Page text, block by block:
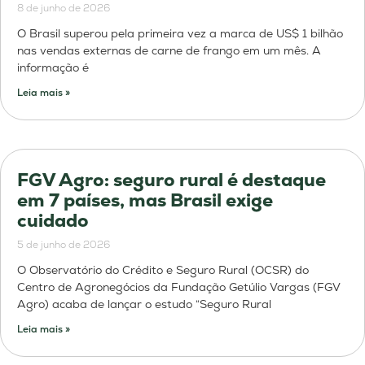
8 de junho de 2026
O Brasil superou pela primeira vez a marca de US$ 1 bilhão
nas vendas externas de carne de frango em um mês. A
informação é
Leia mais »
FGV Agro: seguro rural é destaque
em 7 países, mas Brasil exige
cuidado
5 de junho de 2026
O Observatório do Crédito e Seguro Rural (OCSR) do
Centro de Agronegócios da Fundação Getúlio Vargas (FGV
Agro) acaba de lançar o estudo “Seguro Rural
Leia mais »